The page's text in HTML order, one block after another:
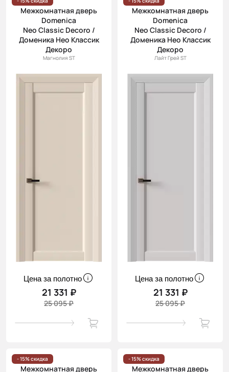
Межкомнатная дверь
Domenica
Neo Classic Decoro /
Доменика Нео Классик
Декоро
Магнолия ST
Цена за полотно
21 331 ₽
25 095 ₽
Межкомнатная дверь
Domenica
Neo Classic Decoro /
Доменика Нео Классик
Декоро
Лайт Грей ST
Цена за полотно
21 331 ₽
25 095 ₽
- 15% скидка
Межкомнатная дверь
- 15% скидка
Межкомнатная дверь